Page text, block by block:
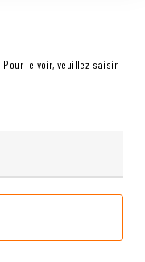
Pour le voir, veuillez saisir